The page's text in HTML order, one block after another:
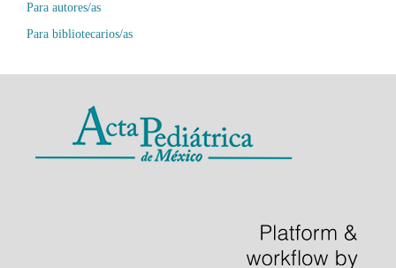
Para autores/as
Para bibliotecarios/as